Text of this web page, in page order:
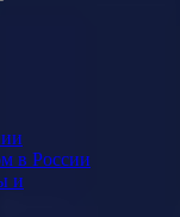
в России
и